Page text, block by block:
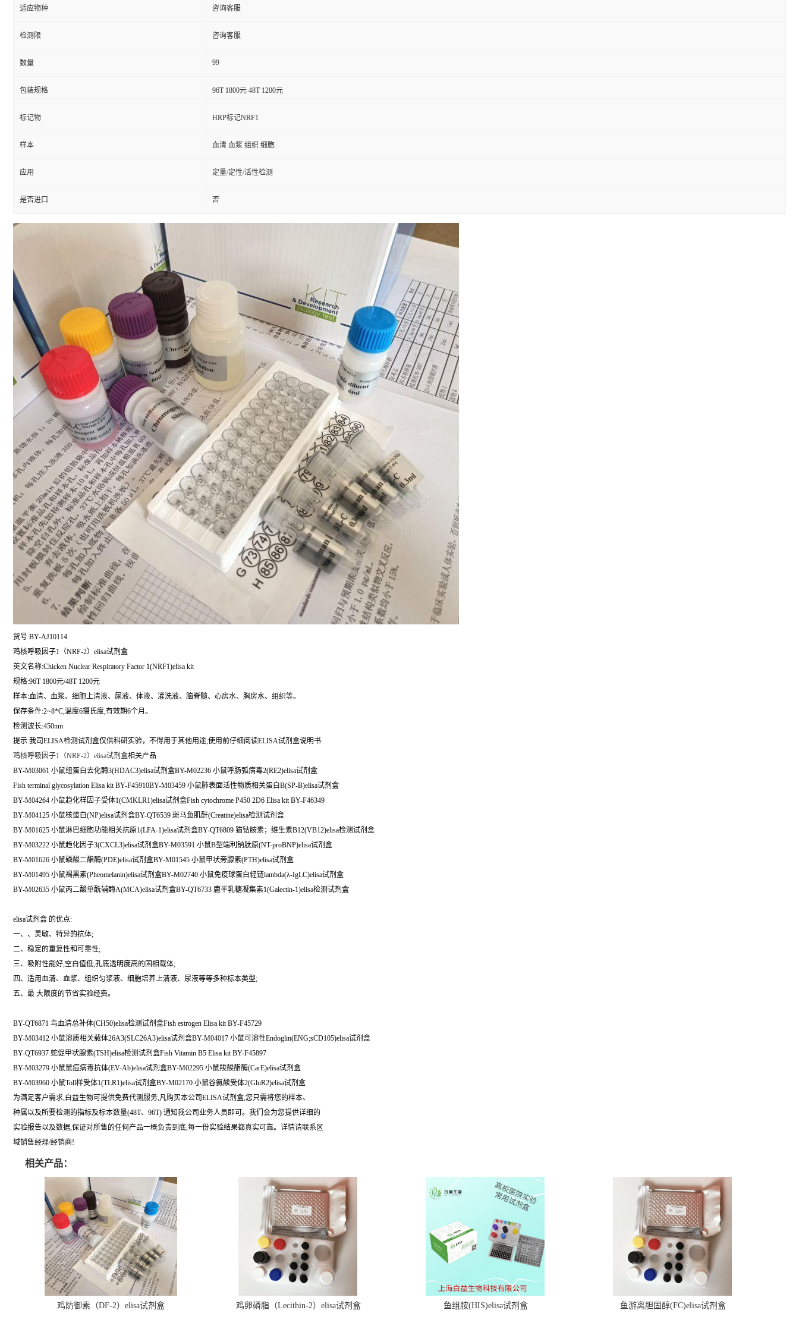
适应物种 咨询客服
检测限 咨询客服
数量 99
包装规格 96T 1800元 48T 1200元
标记物 HRP标记NRF1
样本 血清 血浆 组织 细胞
应用 定量/定性/活性检测
是否进口 否
货号:BY-AJ10114
鸡核呼吸因子1（NRF-2）elisa试剂盒
英文名称:Chicken Nuclear Respiratory Factor 1(NRF1)elisa kit
规格:96T 1800元/48T 1200元
样本:血清、血浆、细胞上清液、尿液、体液、灌洗液、脑脊髓、心房水、胸房水、组织等。
保存条件:2~8*C,温度6摄氏度,有效期6个月。
检测波长:450nm
提示:我司ELISA检测试剂盒仅供科研实验，不得用于其他用途;使用前仔细阅读ELISA试剂盒说明书
鸡核呼吸因子1（NRF-2）elisa试剂盒相关产品
BY-M03061 小鼠组蛋白去化酶3(HDAC3)elisa试剂盒BY-M02236 小鼠呼肠弧病毒2(RE2)elisa试剂盒
Fish terminal glycosylation Elisa kit BY-F45910BY-M03459 小鼠肺表面活性物质相关蛋白B(SP-B)elisa试剂盒
BY-M04264 小鼠趋化样因子受体1(CMKLR1)elisa试剂盒Fish cytochrome P450 2D6 Elisa kit BY-F46349
BY-M04125 小鼠核蛋白(NP)elisa试剂盒BY-QT6539 斑马鱼肌酐(Creatine)elisa检测试剂盒
BY-M01625 小鼠淋巴细胞功能相关抗原1(LFA-1)elisa试剂盒BY-QT6809 猫钴胺素；维生素B12(VB12)elisa检测试剂盒
BY-M03222 小鼠趋化因子3(CXCL3)elisa试剂盒BY-M03591 小鼠B型端利钠肽原(NT-proBNP)elisa试剂盒
BY-M01626 小鼠磷酸二酯酶(PDE)elisa试剂盒BY-M01545 小鼠甲状旁腺素(PTH)elisa试剂盒
BY-M01495 小鼠褐黑素(Pheomelanin)elisa试剂盒BY-M02740 小鼠免疫球蛋白轻链lambda(λ-IgLC)elisa试剂盒
BY-M02635 小鼠丙二酸单酰辅酶A(MCA)elisa试剂盒BY-QT6733 鹿半乳糖凝集素1(Galectin-1)elisa检测试剂盒
elisa试剂盒 的优点:
一、、灵敏、特异的抗体;
二、稳定的重复性和可靠性;
三、吸附性能好,空白值低,孔底透明度高的固相载体;
四、适用血清、血浆、组织匀浆液、细胞培养上清液、尿液等等多种标本类型;
五、最 大限度的节省实验经费。
BY-QT6871 鸟血清总补体(CH50)elisa检测试剂盒Fish estrogen Elisa kit BY-F45729
BY-M03412 小鼠溶质相关载体26A3(SLC26A3)elisa试剂盒BY-M04017 小鼠可溶性Endoglin(ENG;sCD105)elisa试剂盒
BY-QT6937 蛇促甲状腺素(TSH)elisa检测试剂盒Fish Vitamin B5 Elisa kit BY-F45897
BY-M03279 小鼠鼠痘病毒抗体(EV-Ab)elisa试剂盒BY-M02295 小鼠羧酸酯酶(CarE)elisa试剂盒
BY-M03960 小鼠Toll样受体1(TLR1)elisa试剂盒BY-M02170 小鼠谷氨酸受体2(GluR2)elisa试剂盒
为满足客户需求,白益生物可提供免费代测服务,凡购买本公司ELISA试剂盒,您只需将您的样本、
种属以及所要检测的指标及标本数量(48T、96T) 通知我公司业务人员即可。我们会为您提供详细的
实验报告以及数据,保证对所售的任何产品一概负责到底,每一份实验结果都真实可靠。详情请联系区
域销售经理/经销商!
相关产品：
鸡防御素（DF-2）elisa试剂盒 鸡卵磷脂（Lecithin-2）elisa试剂盒 鱼组胺(HIS)elisa试剂盒 鱼游离胆固醇(FC)elisa试剂盒